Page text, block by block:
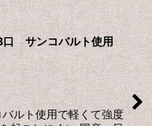
サンコバルト使用
ルト使用で軽くて強度